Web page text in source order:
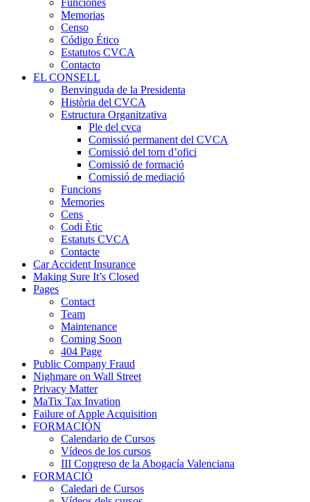
Funciones
Memorias
Censo
Código Ético
Estatutos CVCA
Contacto
EL CONSELL
Benvinguda de la Presidenta
Història del CVCA
Estructura Organitzativa
Ple del cvca
Comissió permanent del CVCA
Comissió del torn d’ofici
Comissió de formació
Comissió de mediació
Funcions
Memories
Cens
Codi Ètic
Estatuts CVCA
Contacte
Car Accident Insurance
Making Sure It’s Closed
Pages
Contact
Team
Maintenance
Coming Soon
404 Page
Public Company Fraud
Nighmare on Wall Street
Privacy Matter
MaTix Tax Invation
Failure of Apple Acquisition
FORMACIÓN
Calendario de Cursos
Vídeos de los cursos
III Congreso de la Abogacía Valenciana
FORMACIÓ
Caledari de Cursos